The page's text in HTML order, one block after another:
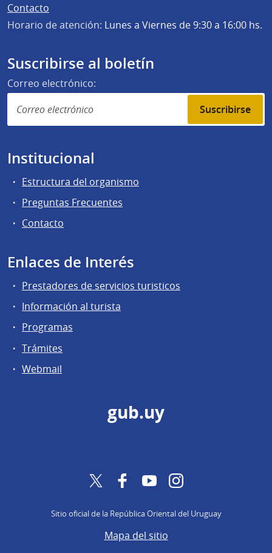
Contacto
Horario de atención: Lunes a Viernes de 9:30 a 16:00 hs.
Suscribirse al boletín
Correo electrónico:
Suscribirse
Institucional
Estructura del organismo
Preguntas Frecuentes
Contacto
Enlaces de Interés
Prestadores de servicios turisticos
Información al turista
Programas
Trámites
Webmail
gub.uy
Twitter FacebookYouTubeInstagram
Sitio oficial de la República Oriental del Uruguay
Mapa del sitio